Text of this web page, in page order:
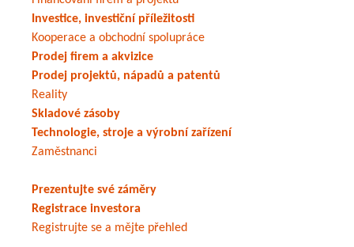
Investice, investiční příležitosti
Kooperace a obchodní spolupráce
Prodej firem a akvizice
Prodej projektů, nápadů a patentů
Reality
Skladové zásoby
Technologie, stroje a výrobní zařízení
Zaměstnanci
Prezentujte své záměry
Registrace investora
Registrujte se a mějte přehled